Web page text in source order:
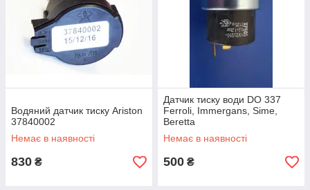
Водяний датчик тиску Ariston
37840002
Немає в наявності
830 ₴
Датчик тиску води DO 337
Ferroli, Immergans, Sime,
Beretta
Немає в наявності
500 ₴